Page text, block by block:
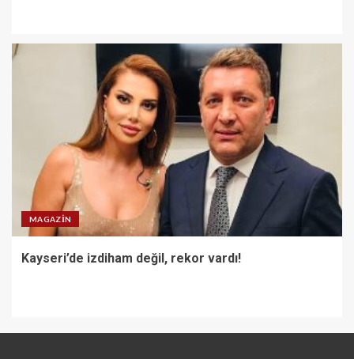
MAGAZIN
Kayseri’de izdiham değil, rekor vardı!